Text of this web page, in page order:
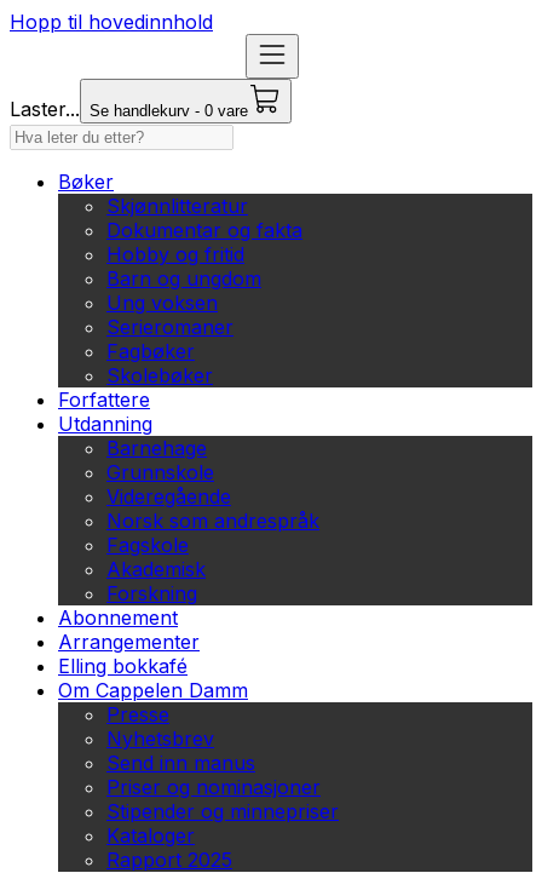
Hopp til hovedinnhold
Laster... Se handlekurv - 0 vare
Bøker
Skjønnlitteratur
Dokumentar og fakta
Hobby og fritid
Barn og ungdom
Ung voksen
Serieromaner
Fagbøker
Skolebøker
Forfattere
Utdanning
Barnehage
Grunnskole
Videregående
Norsk som andrespråk
Fagskole
Akademisk
Forskning
Abonnement
Arrangementer
Elling bokkafé
Om Cappelen Damm
Presse
Nyhetsbrev
Send inn manus
Priser og nominasjoner
Stipender og minnepriser
Kataloger
Rapport 2025